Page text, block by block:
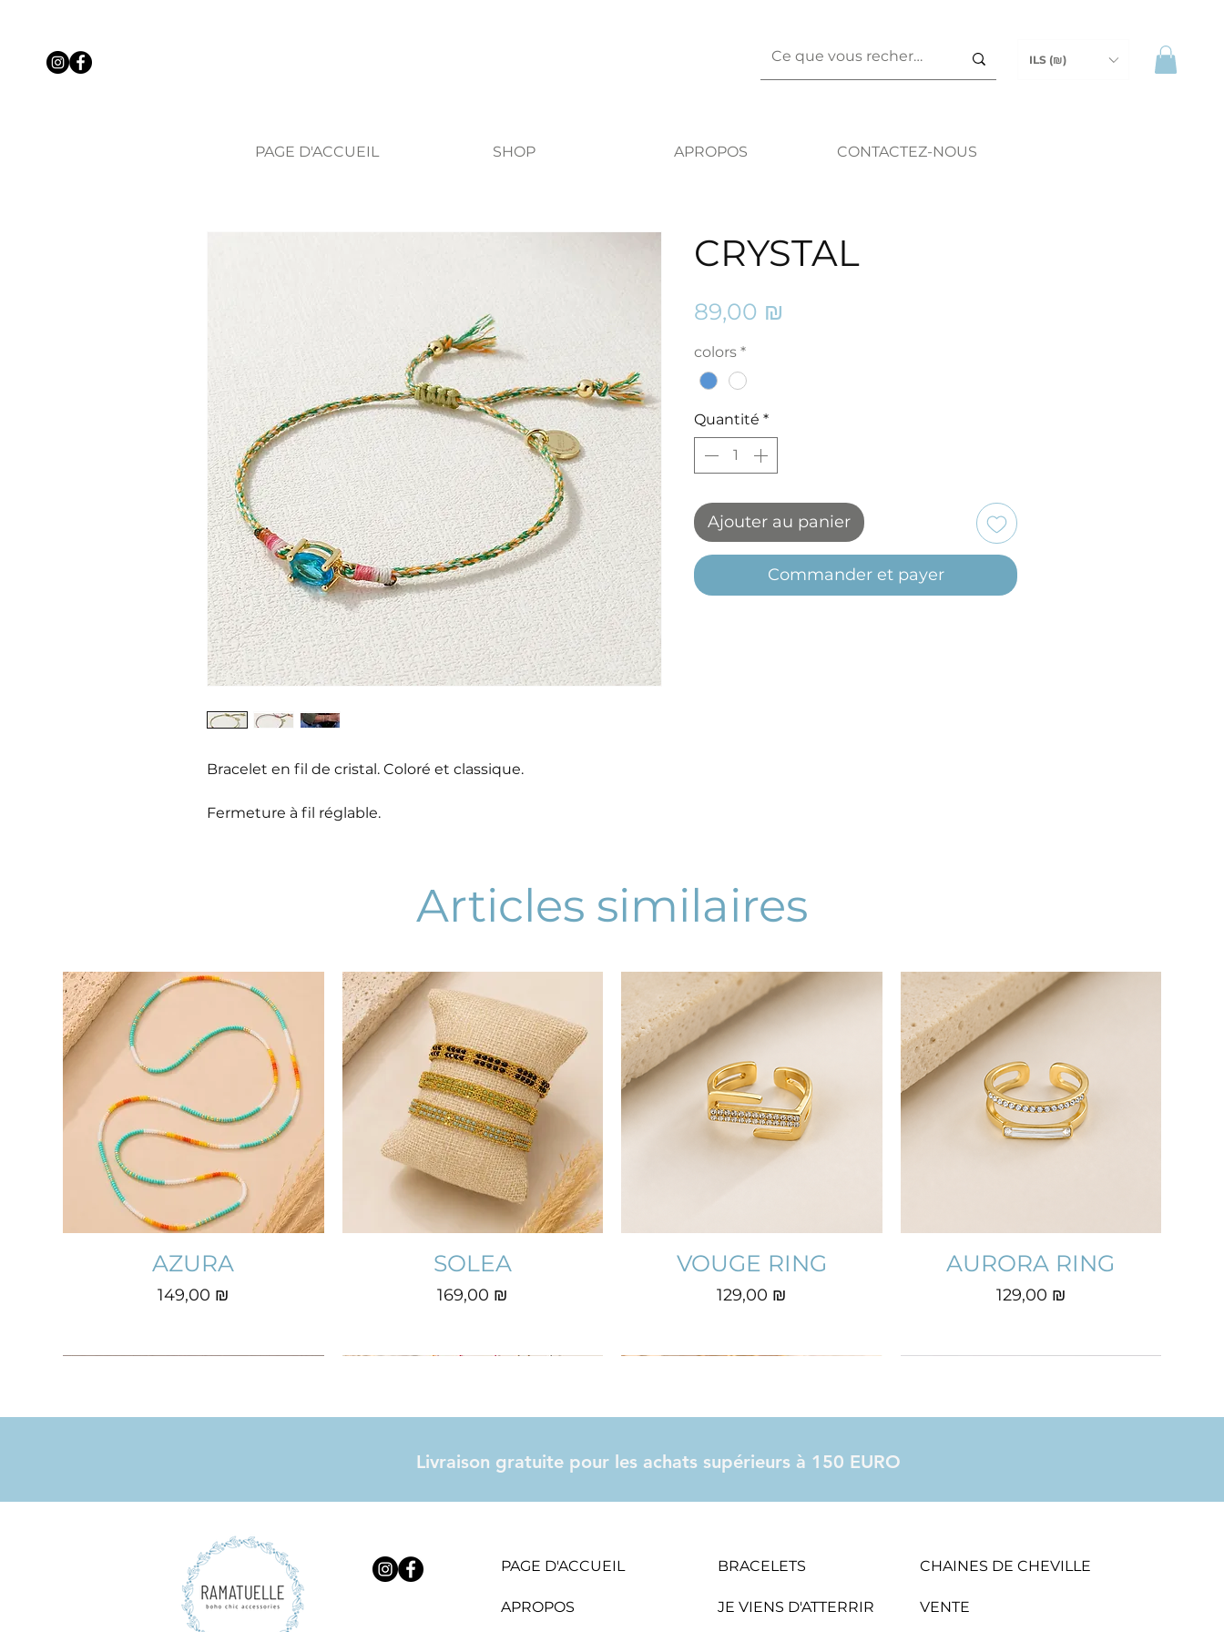
ILS (₪)
PAGE D'ACCUEIL SHOP APROPOS CONTACTEZ-NOUS
Bracelet en fil de cristal. Coloré et classique.
Fermeture à fil réglable.
CRYSTAL
89,00 ₪
colors *
Quantité *
Ajouter au panier
Commander et payer
Articles similaires
AZURA
Prix
149,00 ₪
SOLEA
Prix
169,00 ₪
VOUGE RING
Prix
129,00 ₪
AURORA RING
Prix
129,00 ₪
Livraison gratuite pour les achats supérieurs à 150 EURO
PAGE D'ACCUEIL
APROPOS
BRACELETS
JE VIENS D'ATTERRIR
CHAINES DE CHEVILLE
VENTE